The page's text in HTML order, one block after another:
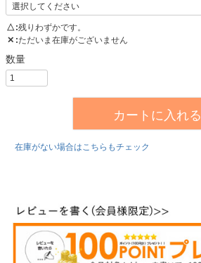
△ 残りわずかです。
✕ ただいま在庫がございません
カートに入れる
在庫がない場合はこちらもチェック